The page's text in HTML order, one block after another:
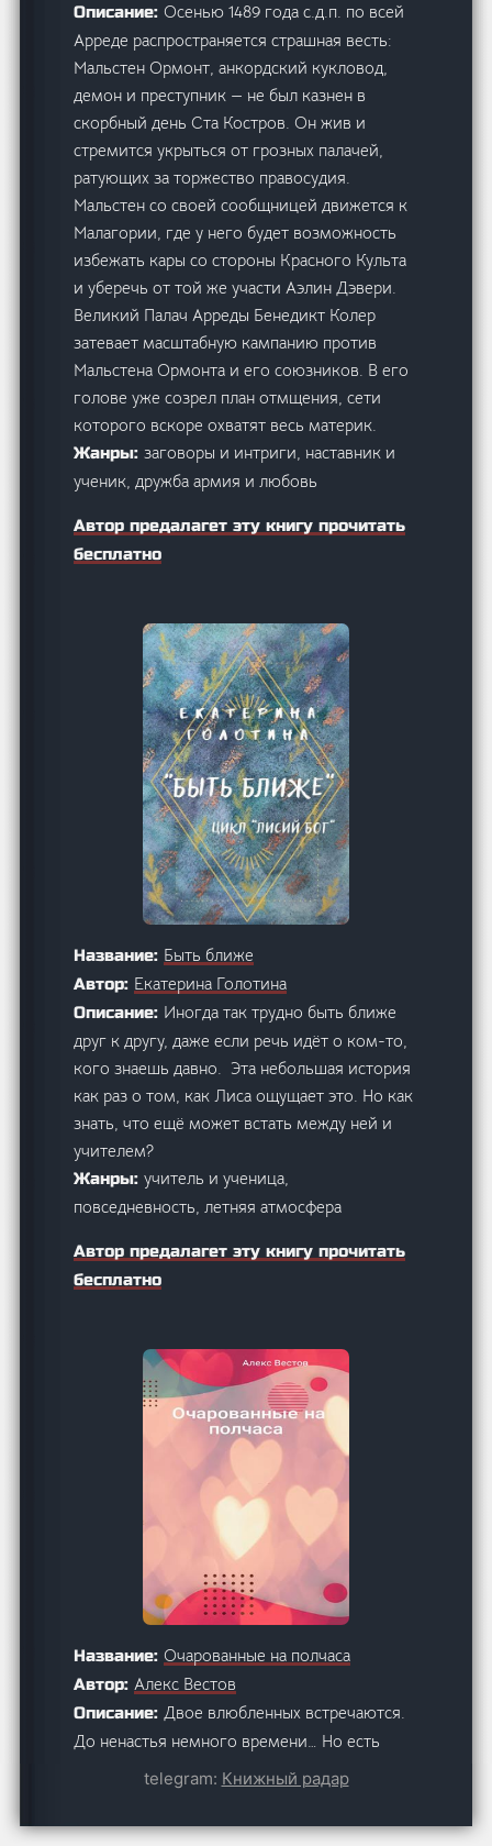
Описание:Осенью 1489 года с.д.п. по всей
Арреде распространяется страшная весть:
Мальстен Ормонт, анкордский кукловод,
демон и преступник — не был казнен в
скорбный день Ста Костров. Он жив и
стремится укрыться от грозных палачей,
ратующих за торжество правосудия.
Мальстен со своей сообщницей движется к
Малагории, где у него будет возможность
избежать кары со стороны Красного Культа
и уберечь от той же участи Аэлин Дэвери.
Великий Палач Арреды Бенедикт Колер
затевает масштабную кампанию против
Мальстена Ормонта и его союзников. В его
голове уже созрел план отмщения, сети
которого вскоре охватят весь материк.
Жанры:заговоры и интриги, наставник и
ученик, дружба армия и любовь
Автор предалагет эту книгу прочитать
бесплатно
Название: Быть ближе
Автор: Екатерина Голотина
Описание: Иногда так трудно быть ближе
друг к другу, даже если речь идёт о ком-то,
кого знаешь давно. Эта небольшая история
как раз о том, как Лиса ощущает это. Но как
знать, что ещё может встать между ней и
учителем?
Жанры:учитель и ученица,
повседневность, летняя атмосфера
Автор предалагет эту книгу прочитать
бесплатно
Название:Очарованные на полчаса
Автор:Алекс Вестов
Описание:Двое влюбленных встречаются.
До ненастья немного времени… Но есть
полчаса на романтические истории.
Короткие любовные романы,
Современные любовные романы,
telegram: Книжный радар